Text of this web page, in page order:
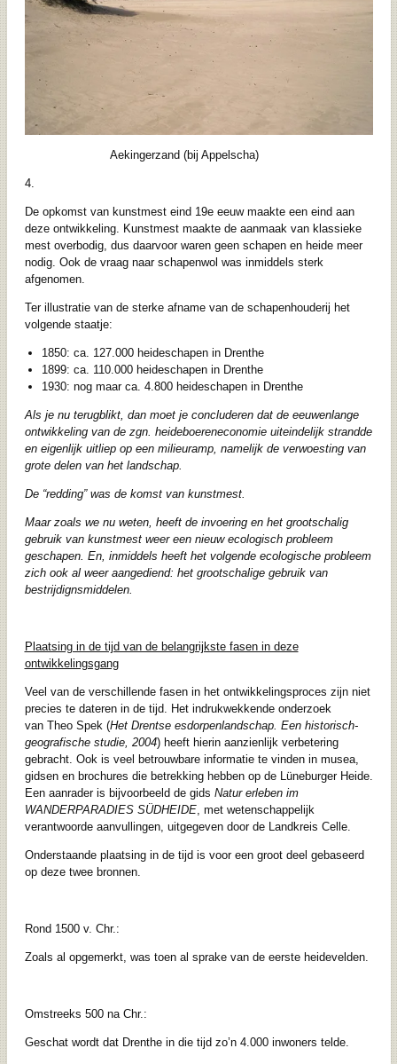
Aekingerzand (bij Appelscha)
4.
De opkomst van kunstmest eind 19e eeuw maakte een eind aan
deze ontwikkeling. Kunstmest maakte de aanmaak van klassieke
mest overbodig, dus daarvoor waren geen schapen en heide meer
nodig. Ook de vraag naar schapenwol was inmiddels sterk
afgenomen.
Ter illustratie van de sterke afname van de schapenhouderij het
volgende staatje:
1850: ca. 127.000 heideschapen in Drenthe
1899: ca. 110.000 heideschapen in Drenthe
1930: nog maar ca. 4.800 heideschapen in Drenthe
Als je nu terugblikt, dan moet je concluderen dat de eeuwenlange
ontwikkeling van de zgn. heideboereneconomie uiteindelijk strandde
en eigenlijk uitliep op een milieuramp, namelijk de verwoesting van
grote delen van het landschap.
De “redding” was de komst van kunstmest.
Maar zoals we nu weten, heeft de invoering en het grootschalig
gebruik van kunstmest weer een nieuw ecologisch probleem
geschapen. En, inmiddels heeft het volgende ecologische probleem
zich ook al weer aangediend: het grootschalige gebruik van
bestrijdignsmiddelen.
Plaatsing in de tijd van de belangrijkste fasen in deze
ontwikkelingsgang
Veel van de verschillende fasen in het ontwikkelingsproces zijn niet
precies te dateren in de tijd. Het indrukwekkende onderzoek
van Theo Spek (Het Drentse esdorpenlandschap. Een historisch-
geografische studie, 2004) heeft hierin aanzienlijk verbetering
gebracht. Ook is veel betrouwbare informatie te vinden in musea,
gidsen en brochures die betrekking hebben op de Lüneburger Heide.
Een aanrader is bijvoorbeeld de gids Natur erleben im
WANDERPARADIES SÜDHEIDE, met wetenschappelijk
verantwoorde aanvullingen, uitgegeven door de Landkreis Celle.
Onderstaande plaatsing in de tijd is voor een groot deel gebaseerd
op deze twee bronnen.
Rond 1500 v. Chr.:
Zoals al opgemerkt, was toen al sprake van de eerste heidevelden.
Omstreeks 500 na Chr.:
Geschat wordt dat Drenthe in die tijd zo’n 4.000 inwoners telde.